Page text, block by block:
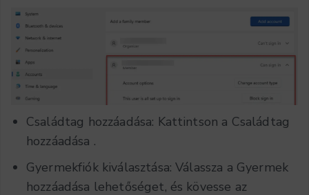
Családtag hozzáadása: Kattintson a Családtag
hozzáadása .
Gyermekfiók kiválasztása: Válassza a Gyermek
hozzáadása lehetőséget, és kövesse az